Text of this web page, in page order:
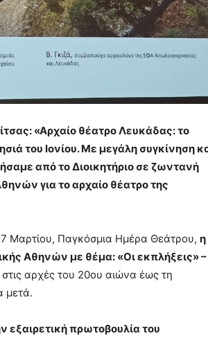
«Αρχαίο θέατρο Λευκάδας: το
του Ιονίου. Με μεγάλη συγκίνηση
από το Διοικητήριο σε ζωντανή
για το αρχαίο θέατρο της
Μαρτίου, Παγκόσμια Ημέρα Θεάτρου, η
Αθηνών με θέμα: «Οι εκπλήξεις» –
αρχές του 20ου αιώνα έως τη
μετά.
εξαιρετική πρωτοβουλία του